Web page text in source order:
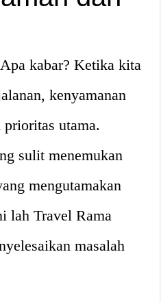
kabar? Ketika kita
kenyamanan
prioritas utama.
sulit menemukan
mengutamakan
lah Travel Rama
masalah